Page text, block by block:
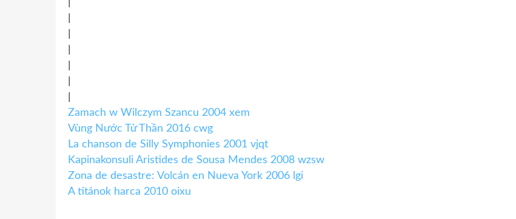
Zamach w Wilczym Szancu 2004 xem
Vùng Nước Tử Thần 2016 cwg
La chanson de Silly Symphonies 2001 vjqt
Kapinakonsuli Aristides de Sousa Mendes 2008 wzsw
Zona de desastre: Volcán en Nueva York 2006 lgi
A titánok harca 2010 oixu